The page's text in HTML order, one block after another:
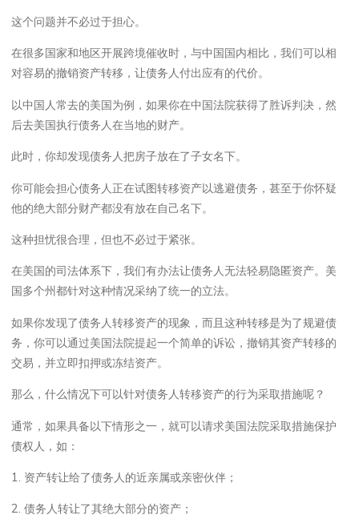
这个问题并不必过于担心。
在很多国家和地区开展跨境催收时，与中国国内相比，我们可以相
对容易的撤销资产转移，让债务人付出应有的代价。
以中国人常去的美国为例，如果你在中国法院获得了胜诉判决，然
后去美国执行债务人在当地的财产。
此时，你却发现债务人把房子放在了子女名下。
你可能会担心债务人正在试图转移资产以逃避债务，甚至于你怀疑
他的绝大部分财产都没有放在自己名下。
这种担忧很合理，但也不必过于紧张。
在美国的司法体系下，我们有办法让债务人无法轻易隐匿资产。美
国多个州都针对这种情况采纳了统一的立法。
如果你发现了债务人转移资产的现象，而且这种转移是为了规避债
务，你可以通过美国法院提起一个简单的诉讼，撤销其资产转移的
交易，并立即扣押或冻结资产。
那么，什么情况下可以针对债务人转移资产的行为采取措施呢？
通常，如果具备以下情形之一，就可以请求美国法院采取措施保护
债权人，如：
1. 资产转让给了债务人的近亲属或亲密伙伴；
2. 债务人转让了其绝大部分的资产；